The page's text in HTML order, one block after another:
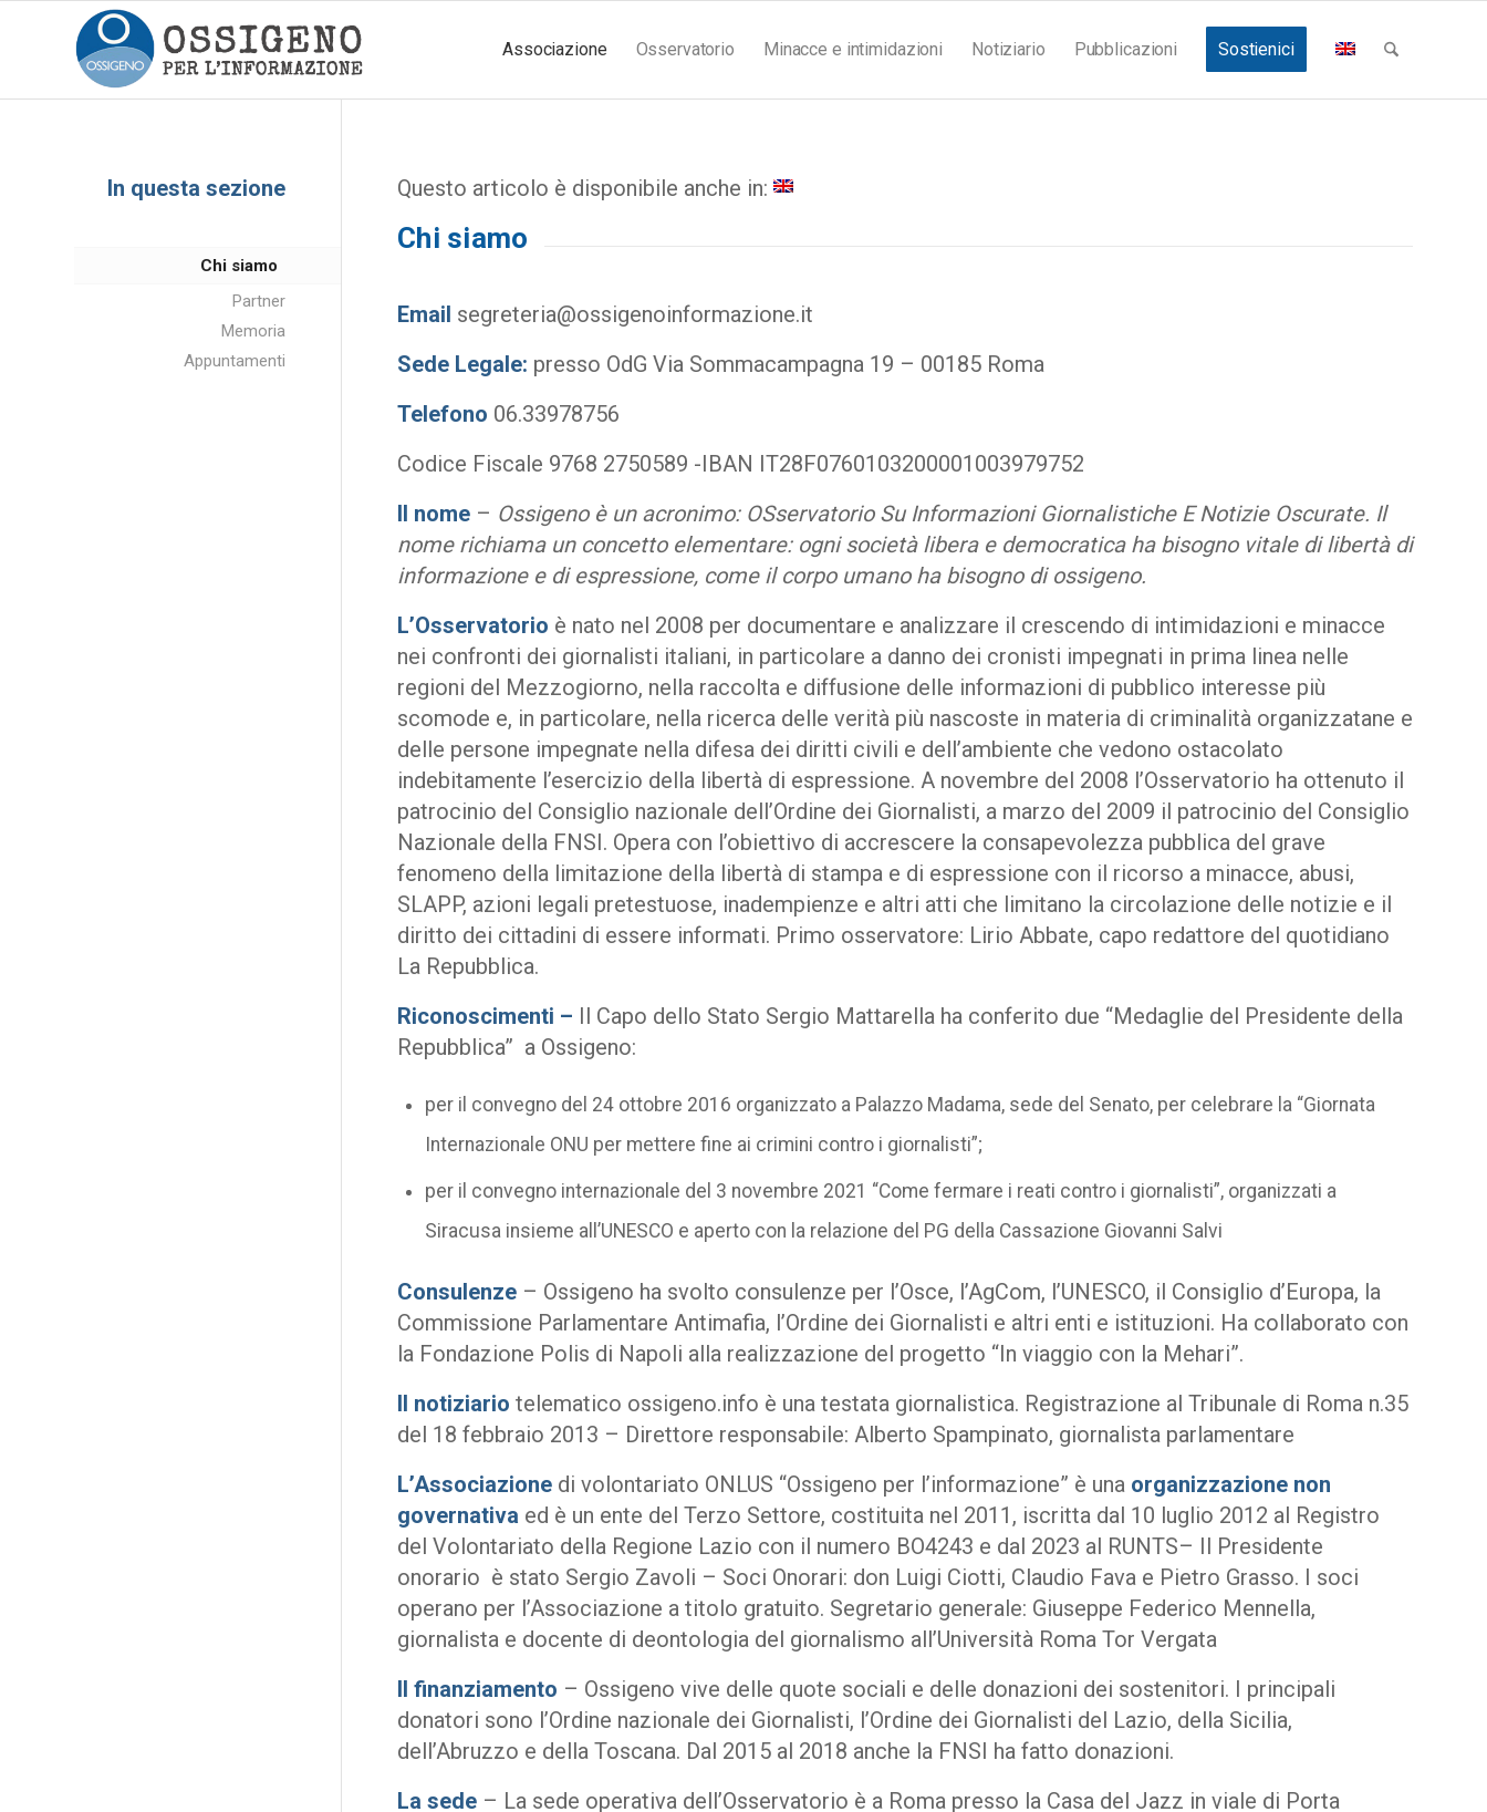
Associazione Osservatorio Minacce e intimidazioni Notiziario Pubblicazioni Sostienici
Questo articolo è disponibile anche in:
Chi siamo
Email segreteria@ossigenoinformazione.it
Sede Legale: presso OdG Via Sommacampagna 19 – 00185 Roma
Telefono 06.33978756
Codice Fiscale 9768 2750589 -IBAN IT28F0760103200001003979752
Il nome – Ossigeno è un acronimo: OSservatorio Su Informazioni Giornalistiche E Notizie Oscurate. Il
nome richiama un concetto elementare: ogni società libera e democratica ha bisogno vitale di libertà di
informazione e di espressione, come il corpo umano ha bisogno di ossigeno.
L’Osservatorio è nato nel 2008 per documentare e analizzare il crescendo di intimidazioni e minacce
nei confronti dei giornalisti italiani, in particolare a danno dei cronisti impegnati in prima linea nelle
regioni del Mezzogiorno, nella raccolta e diffusione delle informazioni di pubblico interesse più
scomode e, in particolare, nella ricerca delle verità più nascoste in materia di criminalità organizzatane e
delle persone impegnate nella difesa dei diritti civili e dell’ambiente che vedono ostacolato
indebitamente l’esercizio della libertà di espressione. A novembre del 2008 l’Osservatorio ha ottenuto il
patrocinio del Consiglio nazionale dell’Ordine dei Giornalisti, a marzo del 2009 il patrocinio del Consiglio
Nazionale della FNSI. Opera con l’obiettivo di accrescere la consapevolezza pubblica del grave
fenomeno della limitazione della libertà di stampa e di espressione con il ricorso a minacce, abusi,
SLAPP, azioni legali pretestuose, inadempienze e altri atti che limitano la circolazione delle notizie e il
diritto dei cittadini di essere informati. Primo osservatore: Lirio Abbate, capo redattore del quotidiano
La Repubblica.
Riconoscimenti – Il Capo dello Stato Sergio Mattarella ha conferito due “Medaglie del Presidente della
Repubblica” a Ossigeno:
per il convegno del 24 ottobre 2016 organizzato a Palazzo Madama, sede del Senato, per celebrare la “Giornata
Internazionale ONU per mettere fine ai crimini contro i giornalisti”;
per il convegno internazionale del 3 novembre 2021 “Come fermare i reati contro i giornalisti”, organizzati a
Siracusa insieme all’UNESCO e aperto con la relazione del PG della Cassazione Giovanni Salvi
Consulenze – Ossigeno ha svolto consulenze per l’Osce, l’AgCom, l’UNESCO, il Consiglio d’Europa, la
Commissione Parlamentare Antimafia, l’Ordine dei Giornalisti e altri enti e istituzioni. Ha collaborato con
la Fondazione Polis di Napoli alla realizzazione del progetto “In viaggio con la Mehari”.
Il notiziario telematico ossigeno.info è una testata giornalistica. Registrazione al Tribunale di Roma n.35
del 18 febbraio 2013 – Direttore responsabile: Alberto Spampinato, giornalista parlamentare
L’Associazione di volontariato ONLUS “Ossigeno per l’informazione” è una organizzazione non
governativa ed è un ente del Terzo Settore, costituita nel 2011, iscritta dal 10 luglio 2012 al Registro
del Volontariato della Regione Lazio con il numero BO4243 e dal 2023 al RUNTS– Il Presidente
onorario è stato Sergio Zavoli – Soci Onorari: don Luigi Ciotti, Claudio Fava e Pietro Grasso. I soci
operano per l’Associazione a titolo gratuito. Segretario generale: Giuseppe Federico Mennella,
giornalista e docente di deontologia del giornalismo all’Università Roma Tor Vergata
Il finanziamento – Ossigeno vive delle quote sociali e delle donazioni dei sostenitori. I principali
donatori sono l’Ordine nazionale dei Giornalisti, l’Ordine dei Giornalisti del Lazio, della Sicilia,
dell’Abruzzo e della Toscana. Dal 2015 al 2018 anche la FNSI ha fatto donazioni.
La sede – La sede operativa dell’Osservatorio è a Roma presso la Casa del Jazz in viale di Porta
In questa sezione
Chi siamo
Partner
Memoria
Appuntamenti